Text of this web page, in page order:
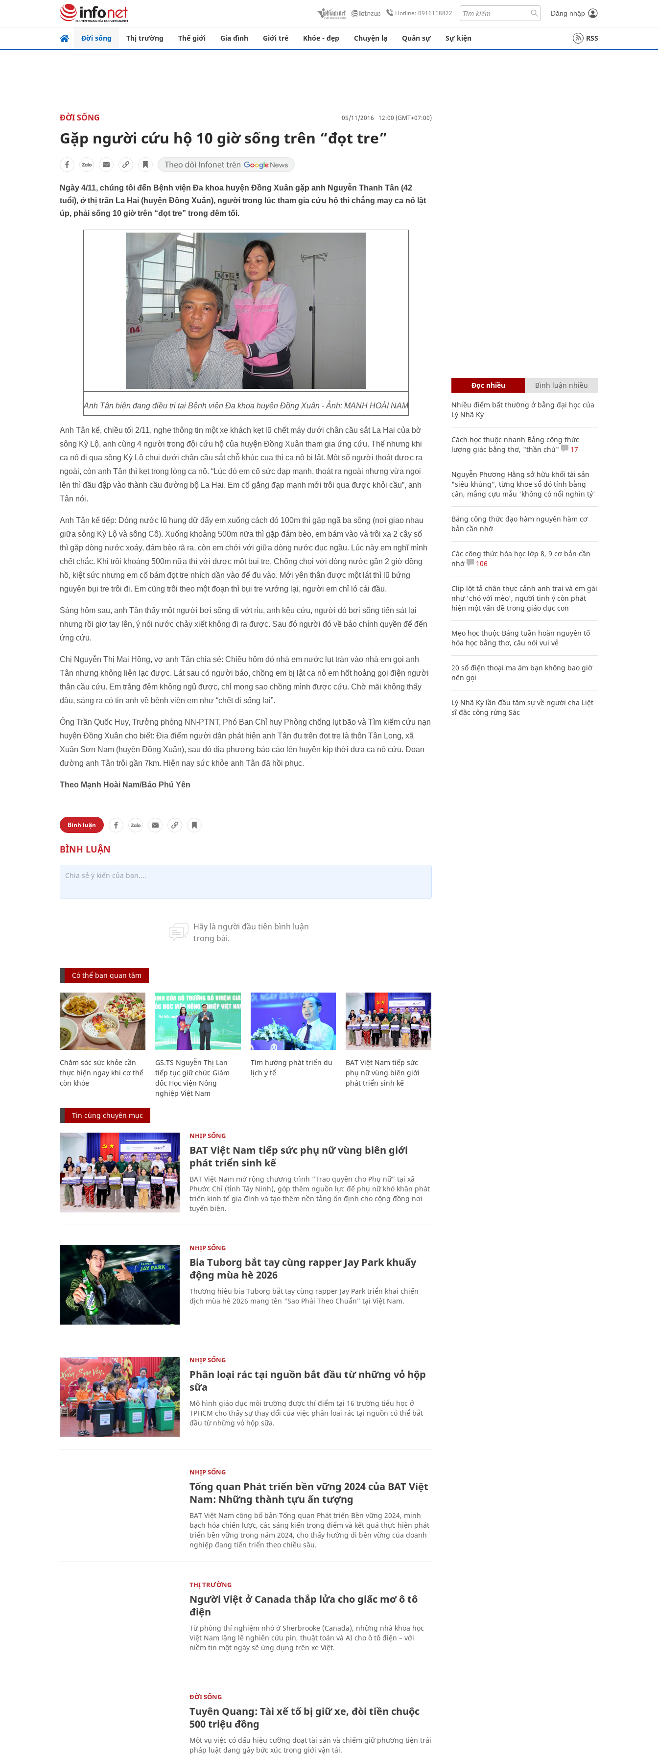
Hotline: 0916118822 Đăng nhập
Đời sống Thị trường Thế giới Gia đình Giới trẻ Khỏe - đẹp Chuyện lạ Quân sự Sự kiện RSS
ĐỜI SỐNG 05/11/2016 12:00 (GMT+07:00)
Gặp người cứu hộ 10 giờ sống trên “đọt tre”
Ngày 4/11, chúng tôi đến Bệnh viện Đa khoa huyện Đồng Xuân gặp anh Nguyễn Thanh Tân (42
tuổi), ở thị trấn La Hai (huyện Đồng Xuân), người trong lúc tham gia cứu hộ thì chẳng may ca nô lật
úp, phải sống 10 giờ trên “đọt tre” trong đêm tối.
Anh Tân hiện đang điều trị tại Bệnh viện Đa khoa huyện Đồng Xuân - Ảnh: MẠNH HOÀI NAM
Anh Tân kể, chiều tối 2/11, nghe thông tin một xe khách kẹt lũ chết máy dưới chân cầu sắt La Hai của bờ
sông Kỳ Lộ, anh cùng 4 người trong đội cứu hộ của huyện Đồng Xuân tham gia ứng cứu. Thế nhưng khi
ca nô đi qua sông Kỳ Lộ chui dưới chân cầu sắt chỗ khúc cua thì ca nô bị lật. Một số người thoát được ra
ngoài, còn anh Tân thì kẹt trong lòng ca nô. “Lúc đó em cố sức đạp mạnh, thoát ra ngoài nhưng vừa ngoi
lên thì đầu đập vào thành cầu đường bộ La Hai. Em cố gắng đạp mạnh mới trôi qua được khỏi cầu”, anh
Tân nói.
Anh Tân kể tiếp: Dòng nước lũ hung dữ đẩy em xuống cách đó 100m thì gặp ngã ba sông (nơi giao nhau
giữa sông Kỳ Lộ và sông Cô). Xuống khoảng 500m nữa thì gặp đám bèo, em bám vào và trôi xa 2 cây số
thì gặp dòng nước xoáy, đám bèo rã ra, còn em chới với giữa dòng nước đục ngầu. Lúc này em nghĩ mình
chết chắc. Khi trôi khoảng 500m nữa thì với được một bụi tre. Chống chọi với dòng nước gần 2 giờ đồng
hồ, kiệt sức nhưng em cố bám đọt tre nhích dần vào để đu vào. Mới yên thân được một lát thì lũ bứng
nguyên bụi tre trôi đi. Em cũng trôi theo một đoạn thì bụi tre vướng lại, người em chỉ ló cái đầu.
Sáng hôm sau, anh Tân thấy một người bơi sõng đi vớt rìu, anh kêu cứu, người đó bơi sõng tiến sát lại
nhưng rồi giơ tay lên, ý nói nước chảy xiết không đi ra được. Sau đó người đó về báo chính quyền để đến
ứng cứu.
Chị Nguyễn Thị Mai Hồng, vợ anh Tân chia sẻ: Chiều hôm đó nhà em nước lụt tràn vào nhà em gọi anh
Tân nhưng không liên lạc được. Lát sau có người báo, chồng em bị lật ca nô em hốt hoảng gọi điện người
thân cầu cứu. Em trắng đêm không ngủ được, chỉ mong sao chồng mình được cứu. Chờ mãi không thấy
đâu, sáng ra có tin anh về bệnh viện em như “chết đi sống lại”.
Ông Trần Quốc Huy, Trưởng phòng NN-PTNT, Phó Ban Chỉ huy Phòng chống lụt bão và Tìm kiếm cứu nạn
huyện Đồng Xuân cho biết: Địa điểm người dân phát hiện anh Tân đu trên đọt tre là thôn Tân Long, xã
Xuân Sơn Nam (huyện Đồng Xuân), sau đó địa phương báo cáo lên huyện kịp thời đưa ca nô cứu. Đoạn
đường anh Tân trôi gần 7km. Hiện nay sức khỏe anh Tân đã hồi phục.
Theo Mạnh Hoài Nam/Báo Phú Yên
Bình luận
Có thể bạn quan tâm
Chăm sóc sức khỏe cần
thực hiện ngay khi cơ thể
còn khỏe
GS.TS Nguyễn Thị Lan
tiếp tục giữ chức Giám
đốc Học viện Nông
nghiệp Việt Nam
Tìm hướng phát triển du
lịch y tế
BAT Việt Nam tiếp sức
phụ nữ vùng biên giới
phát triển sinh kế
Tin cùng chuyên mục
NHỊP SỐNG
BAT Việt Nam tiếp sức phụ nữ vùng biên giới
phát triển sinh kế
BAT Việt Nam mở rộng chương trình “Trao quyền cho Phụ nữ” tại xã
Phước Chỉ (tỉnh Tây Ninh), góp thêm nguồn lực để phụ nữ khó khăn phát
triển kinh tế gia đình và tạo thêm nền tảng ổn định cho cộng đồng nơi
tuyến biên.
NHỊP SỐNG
Bia Tuborg bắt tay cùng rapper Jay Park khuấy
động mùa hè 2026
Thương hiệu bia Tuborg bắt tay cùng rapper Jay Park triển khai chiến
dịch mùa hè 2026 mang tên "Sao Phải Theo Chuẩn” tại Việt Nam.
NHỊP SỐNG
Phân loại rác tại nguồn bắt đầu từ những vỏ hộp
sữa
Mô hình giáo dục môi trường được thí điểm tại 16 trường tiểu học ở
TPHCM cho thấy sự thay đổi của việc phân loại rác tại nguồn có thể bắt
đầu từ những vỏ hộp sữa.
NHỊP SỐNG
Tổng quan Phát triển bền vững 2024 của BAT Việt
Nam: Những thành tựu ấn tượng
BAT Việt Nam công bố bản Tổng quan Phát triển Bền vững 2024, minh
bạch hóa chiến lược, các sáng kiến trọng điểm và kết quả thực hiện phát
triển bền vững trong năm 2024, cho thấy hướng đi bền vững của doanh
nghiệp đang tiến triển theo chiều sâu.
THỊ TRƯỜNG
Người Việt ở Canada thắp lửa cho giấc mơ ô tô
điện
Từ phòng thí nghiệm nhỏ ở Sherbrooke (Canada), những nhà khoa học
Việt Nam lặng lẽ nghiên cứu pin, thuật toán và AI cho ô tô điện – với
niềm tin một ngày sẽ ứng dụng trên xe Việt.
ĐỜI SỐNG
Tuyên Quang: Tài xế tố bị giữ xe, đòi tiền chuộc
500 triệu đồng
Một vụ việc có dấu hiệu cưỡng đoạt tài sản và chiếm giữ phương tiện trái
pháp luật đang gây bức xúc trong giới vận tải.
Đọc nhiều Bình luận nhiều
Nhiều điểm bất thường ở bằng đại học của
Lý Nhã Kỳ
Cách học thuộc nhanh Bảng công thức
lượng giác bằng thơ, "thần chú"
17
Nguyễn Phương Hằng sở hữu khối tài sản
"siêu khủng", từng khoe sổ đỏ tính bằng
cân, mắng cựu mẫu 'không có nổi nghìn tỷ'
Bảng công thức đạo hàm nguyên hàm cơ
bản cần nhớ
Các công thức hóa học lớp 8, 9 cơ bản cần
nhớ
106
Clip lột tả chân thực cảnh anh trai và em gái
như 'chó với mèo', người tinh ý còn phát
hiện một vấn đề trong giáo dục con
Mẹo học thuộc Bảng tuần hoàn nguyên tố
hóa học bằng thơ, câu nói vui vẻ
20 số điện thoại ma ám bạn không bao giờ
nên gọi
Lý Nhã Kỳ lần đầu tâm sự về người cha Liệt
sĩ đặc công rừng Sác